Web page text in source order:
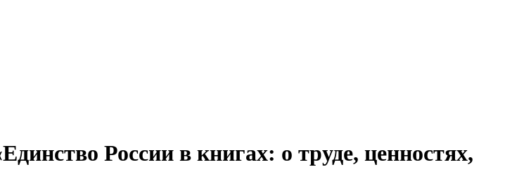
России в книгах: о труде, ценностях,